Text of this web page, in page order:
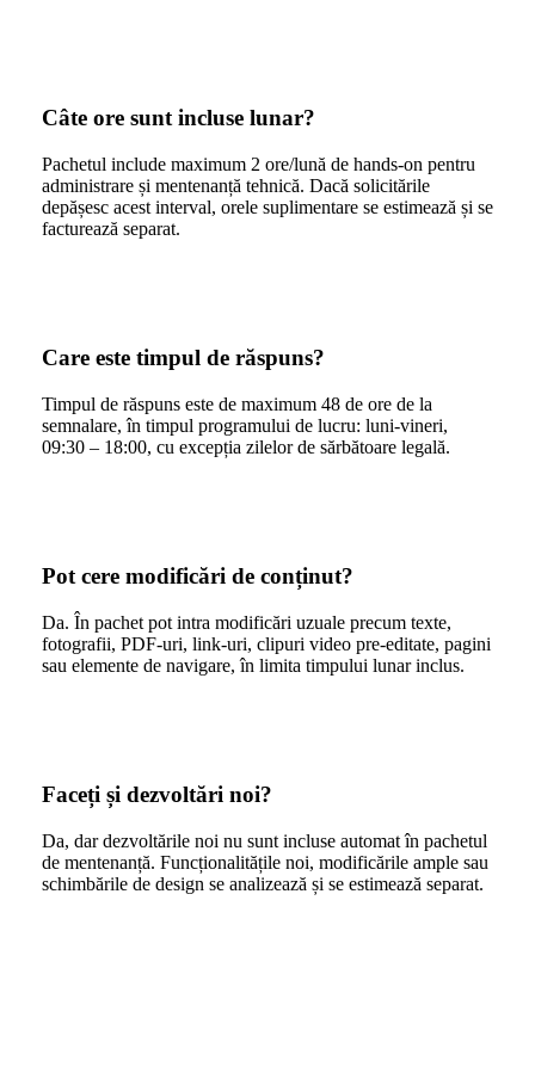
Câte ore sunt incluse lunar?
Pachetul include maximum 2 ore/lună de hands-on pentru
administrare și mentenanță tehnică. Dacă solicitările
depășesc acest interval, orele suplimentare se estimează și se
facturează separat.
Care este timpul de răspuns?
Timpul de răspuns este de maximum 48 de ore de la
semnalare, în timpul programului de lucru: luni-vineri,
09:30 – 18:00, cu excepția zilelor de sărbătoare legală.
Pot cere modificări de conținut?
Da. În pachet pot intra modificări uzuale precum texte,
fotografii, PDF-uri, link-uri, clipuri video pre-editate, pagini
sau elemente de navigare, în limita timpului lunar inclus.
Faceți și dezvoltări noi?
Da, dar dezvoltările noi nu sunt incluse automat în pachetul
de mentenanță. Funcționalitățile noi, modificările ample sau
schimbările de design se analizează și se estimează separat.